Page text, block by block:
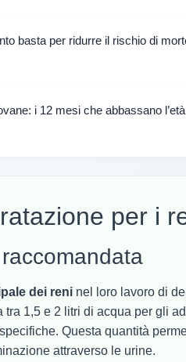
basta per ridurre il rischio di
i 12 mesi che abbassano
per i
dei reni nel loro lavoro di
tra 1,5 e 2 litri di acqua per gli
Questa quantità
attraverso le urine.